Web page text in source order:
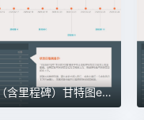
项目管理（含里程碑）甘特图excel模板